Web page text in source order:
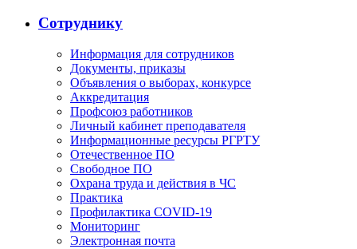
Сотруднику
Информация для сотрудников
Документы, приказы
Объявления о выборах, конкурсе
Аккредитация
Профсоюз работников
Личный кабинет преподавателя
Информационные ресурсы РГРТУ
Отечественное ПО
Свободное ПО
Охрана труда и действия в ЧС
Практика
Профилактика COVID-19
Мониторинг
Электронная почта